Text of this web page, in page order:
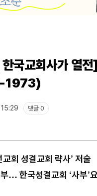
국교회사가 열
1973)
댓글 0
교회 성결교회 략사’ 저술
… 한국성결교회 ‘사부’